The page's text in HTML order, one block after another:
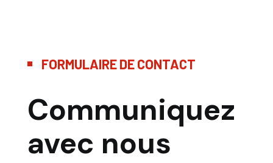
FORMULAIRE DE CONTACT
Communiquez
avec nous